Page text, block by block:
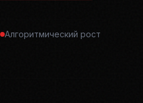
Алгоритмический рост